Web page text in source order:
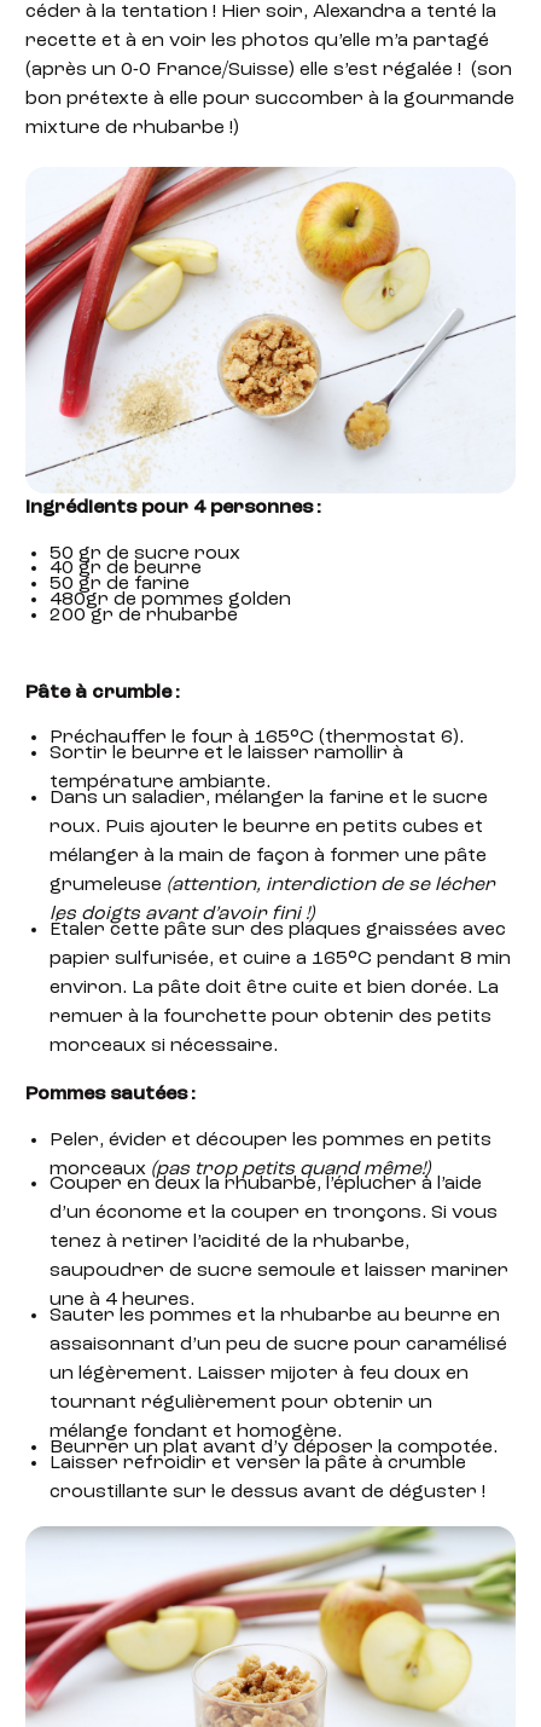
céder à la tentation ! Hier soir, Alexandra a tenté la
recette et à en voir les photos qu’elle m’a partagé
(après un 0-0 France/Suisse) elle s’est régalée ! (son
bon prétexte à elle pour succomber à la gourmande
mixture de rhubarbe !)
Ingrédients pour 4 personnes :
50 gr de sucre roux
40 gr de beurre
50 gr de farine
480gr de pommes golden
200 gr de rhubarbe
Pâte à crumble :
Préchauffer le four à 165°C (thermostat 6).
Sortir le beurre et le laisser ramollir à
température ambiante.
Dans un saladier, mélanger la farine et le sucre
roux. Puis ajouter le beurre en petits cubes et
mélanger à la main de façon à former une pâte
grumeleuse (attention, interdiction de se lécher
les doigts avant d’avoir fini !)
Étaler cette pâte sur des plaques graissées avec
papier sulfurisée, et cuire a 165°C pendant 8 min
environ. La pâte doit être cuite et bien dorée. La
remuer à la fourchette pour obtenir des petits
morceaux si nécessaire.
Pommes sautées :
Peler, évider et découper les pommes en petits
morceaux (pas trop petits quand même!)
Couper en deux la rhubarbe, l’éplucher à l’aide
d’un économe et la couper en tronçons. Si vous
tenez à retirer l’acidité de la rhubarbe,
saupoudrer de sucre semoule et laisser mariner
une à 4 heures.
Sauter les pommes et la rhubarbe au beurre en
assaisonnant d’un peu de sucre pour caramélisé
un légèrement. Laisser mijoter à feu doux en
tournant régulièrement pour obtenir un
mélange fondant et homogène.
Beurrer un plat avant d’y déposer la compotée.
Laisser refroidir et verser la pâte à crumble
croustillante sur le dessus avant de déguster !